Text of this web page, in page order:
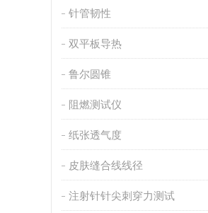
针管韧性
双平板导热
鲁尔圆锥
阻燃测试仪
纸张透气度
皮肤缝合线线径
注射针针尖刺穿力测试